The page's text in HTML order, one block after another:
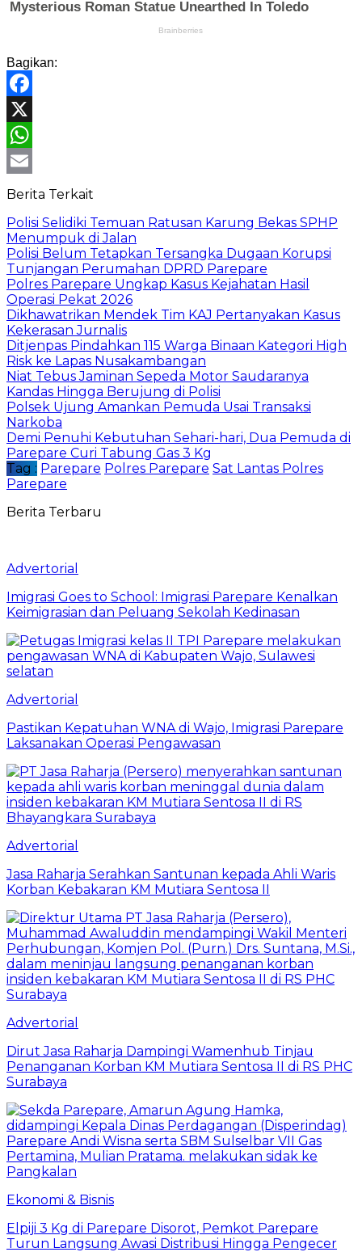
Bagikan:
Facebook
X
WhatsApp
Email
Berita Terkait
Polisi Selidiki Temuan Ratusan Karung Bekas SPHP
Menumpuk di Jalan
Polisi Belum Tetapkan Tersangka Dugaan Korupsi
Tunjangan Perumahan DPRD Parepare
Polres Parepare Ungkap Kasus Kejahatan Hasil
Operasi Pekat 2026
Dikhawatrikan Mendek Tim KAJ Pertanyakan Kasus
Kekerasan Jurnalis
Ditjenpas Pindahkan 115 Warga Binaan Kategori High
Risk ke Lapas Nusakambangan
Niat Tebus Jaminan Sepeda Motor Saudaranya
Kandas Hingga Berujung di Polisi
Polsek Ujung Amankan Pemuda Usai Transaksi
Narkoba
Demi Penuhi Kebutuhan Sehari-hari, Dua Pemuda di
Parepare Curi Tabung Gas 3 Kg
Tag : Parepare Polres Parepare Sat Lantas Polres
Parepare
Berita Terbaru
Advertorial
Imigrasi Goes to School: Imigrasi Parepare Kenalkan
Keimigrasian dan Peluang Sekolah Kedinasan
Advertorial
Pastikan Kepatuhan WNA di Wajo, Imigrasi Parepare
Laksanakan Operasi Pengawasan
Advertorial
Jasa Raharja Serahkan Santunan kepada Ahli Waris
Korban Kebakaran KM Mutiara Sentosa II
Advertorial
Dirut Jasa Raharja Dampingi Wamenhub Tinjau
Penanganan Korban KM Mutiara Sentosa II di RS PHC
Surabaya
Ekonomi & Bisnis
Elpiji 3 Kg di Parepare Disorot, Pemkot Parepare
Turun Langsung Awasi Distribusi Hingga Pengecer